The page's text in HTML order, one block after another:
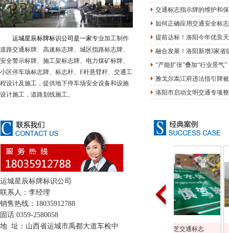
运城星辰标牌标识公司是一家专业加工制作
道路交通标牌、高速标志牌、城区指路标志牌、
安全警示标牌、施工架标志牌、电力煤矿标牌、
小区停车场标志牌、标志杆、F杆悬臂杆、交通工
程设计及施工，提供地下停车场安全设备和设施
设计施工，道路划线施工。
交通标志指示牌的维护和
如何正确应用交通安全标
提前达标！洛阳今年优良
融合发展！洛阳新增3家省
“产能扩张”叠加“行业景气
雅戈尔嵩江府违法指引牌
洛阳市启动文明交通专项
运城星辰标牌标识公司
联系人：李经理
销售热线：18035912788
固话:0359-2580058
地 址：山西省运城市禹都大道车检中拉萨林芝交通标志 高速反光柱帽